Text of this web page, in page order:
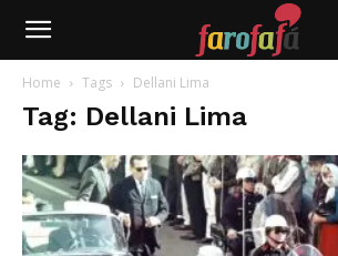
Farofafá
Home Tags Dellani Lima
Tag: Dellani Lima